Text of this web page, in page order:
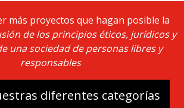
más proyectos que hagan posible la
de los principios éticos, jurídicos y
una sociedad de personas libres y
responsables
diferentes categorías